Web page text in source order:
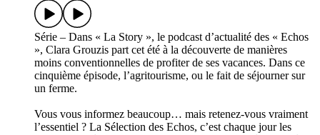
Série – Dans « La Story », le podcast d’actualité des « Echos
», Clara Grouzis part cet été à la découverte de manières
moins conventionnelles de profiter de ses vacances. Dans ce
cinquième épisode, l’agritourisme, ou le fait de séjourner sur
un ferme.
Vous vous informez beaucoup… mais retenez-vous vraiment
l’essentiel ? La Sélection des Echos, c’est chaque jour les